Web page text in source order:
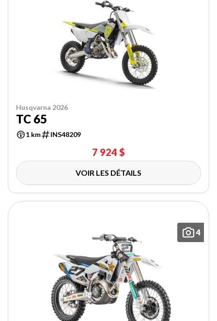
Husqvarna 2026
TC 65
1 km INS48209
7 924 $
VOIR LES DÉTAILS
4